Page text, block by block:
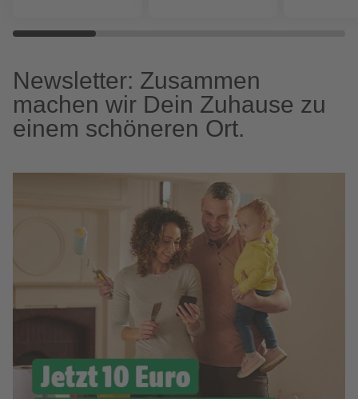
Newsletter: Zusammen
machen wir Dein Zuhause zu
einem schöneren Ort.